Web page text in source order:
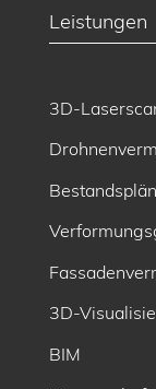
Leistungen
3D-
3D-
BIM